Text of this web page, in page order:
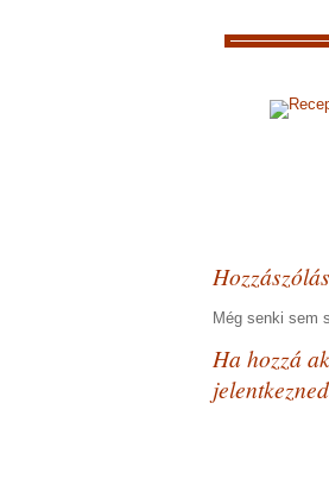
Még senki sem
Ha hozzá